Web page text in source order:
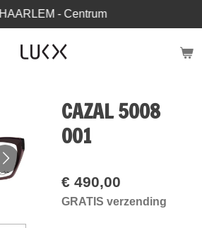
HAARLEM - Centrum
CAZAL 5008
001
€ 490,00
GRATIS verzending